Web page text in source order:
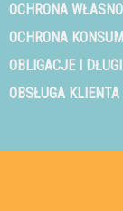
OCHRONA
OCHRONA
OBLIGACJE I DŁUGI
OBSŁUGA KLIENTA